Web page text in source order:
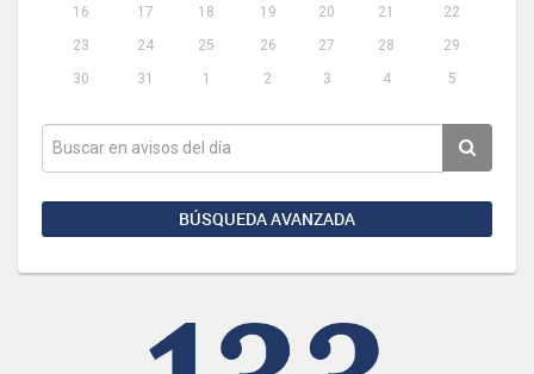
16
17 18 19 20 21
22
23
24 25 26 27 28
29
30
31 1 2 3 4 5
BÚSQUEDA AVANZADA